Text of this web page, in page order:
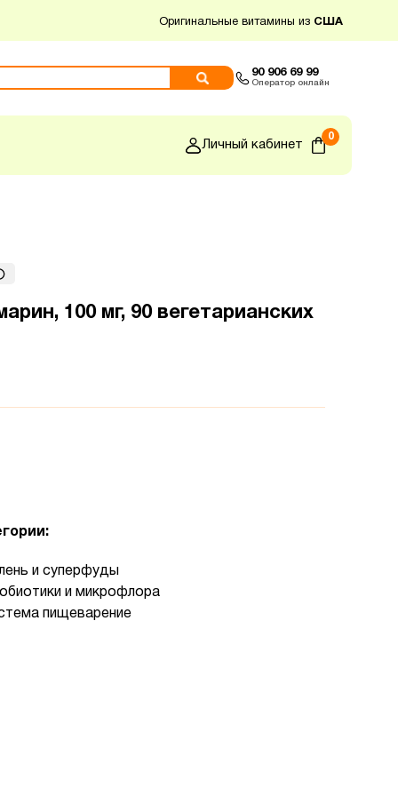
Оригинальные витамины из США
90 906 69 99
Оператор онлайн
Личный кабинет
0
100 мг, 90 вегетарианских
и суперфуды
и микрофлора
пищеварение